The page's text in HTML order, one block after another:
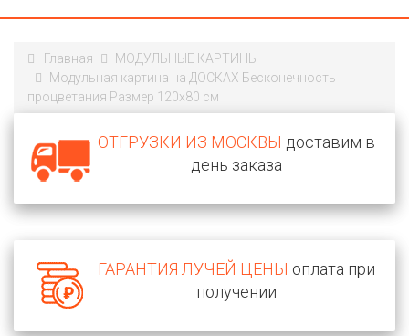
Главная
МОДУЛЬНЫЕ КАРТИНЫ
Модульная картина на ДОСКАХ Бесконечность
процветания Размер 120х80 см
ОТГРУЗКИ ИЗ МОСКВЫ доставим в
день заказа
ГАРАНТИЯ ЛУЧЕЙ ЦЕНЫ оплата при
получении